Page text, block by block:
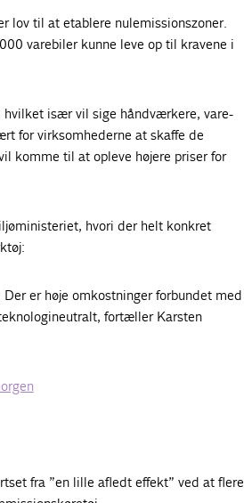
lov til at etablere nulemissionszoner.
varebiler kunne leve op til kravene i
især vil sige håndværkere, vare-
for virksomhederne at skaffe de
komme til at opleve højere priser for
hvori der helt konkret
er høje omkostninger forbundet med
fortæller Karsten
fra ”en lille afledt effekt” ved at flere